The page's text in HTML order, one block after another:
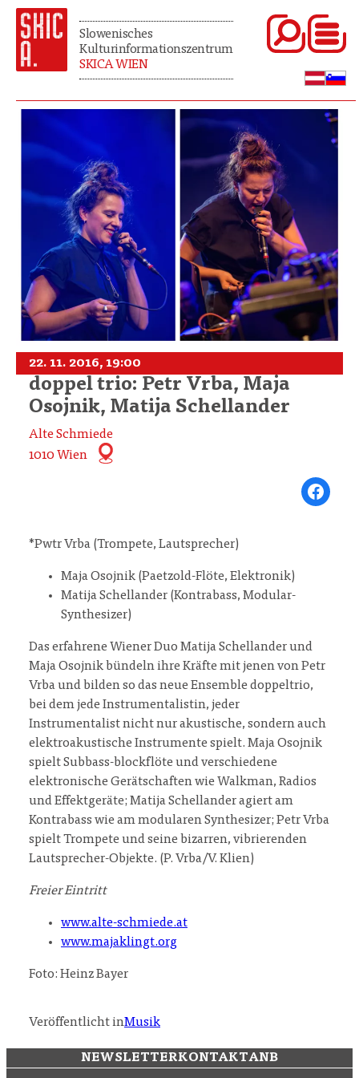
Slowenisches
Kulturinformationszentrum
SKICA WIEN
22. 11. 2016, 19:00
doppel trio: Petr Vrba, Maja
Osojnik, Matija Schellander
Alte Schmiede
1010 Wien
Share on
*Pwtr Vrba (Trompete, Lautsprecher)
Maja Osojnik (Paetzold-Flöte, Elektronik)
Matija Schellander (Kontrabass, Modular-
Synthesizer)
Das erfahrene Wiener Duo Matija Schellander und
Maja Osojnik bündeln ihre Kräfte mit jenen von Petr
Vrba und bilden so das neue Ensemble doppeltrio,
bei dem jede Instrumentalistin, jeder
Instrumentalist nicht nur akustische, sondern auch
elektroakustische Instrumente spielt. Maja Osojnik
spielt Subbass-blockflöte und verschiedene
elektronische Gerätschaften wie Walkman, Radios
und Effektgeräte; Matija Schellander agiert am
Kontrabass wie am modularen Synthesizer; Petr Vrba
spielt Trompete und seine bizarren, vibrierenden
Lautsprecher-Objekte. (P. Vrba/V. Klien)
Freier Eintritt
www.alte-schmiede.at
www.majaklingt.org
Foto: Heinz Bayer
Veröffentlicht inMusik
NEWSLETTERKONTAKTANB